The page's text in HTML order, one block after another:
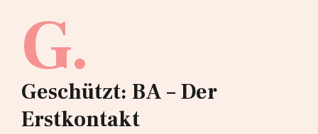
G.
Geschützt: BA – Der
Erstkontakt